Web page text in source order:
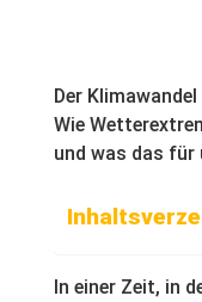
Der
Wie
und was das für
In einer Zeit, in